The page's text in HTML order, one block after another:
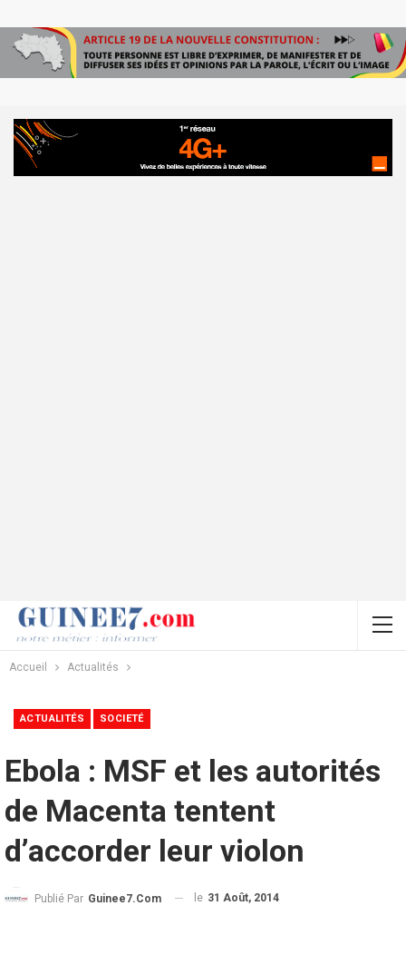
Accueil Actualités
ACTUALITÉS SOCIETÉ
Ebola : MSF et les autorités
de Macenta tentent
d’accorder leur violon
Publié Par Guinee7.com le 31 Août, 2014